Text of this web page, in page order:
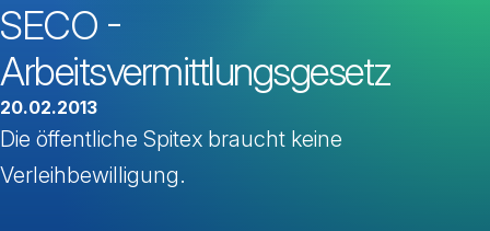
SECO -
Arbeitsvermittlungsgesetz
20.02.2013
Die öffentliche Spitex braucht keine
Verleihbewilligung.